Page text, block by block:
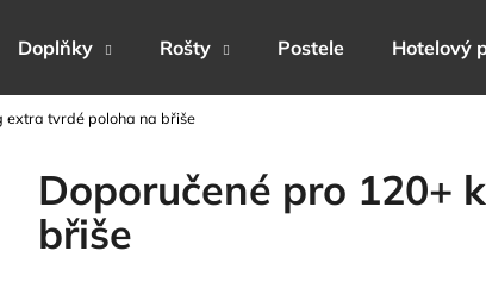
Doplňky Rošty Postele Hotelový
extra tvrdé poloha na břiše
Doporučené pro 120+
břiše
Co potřebujete najít?